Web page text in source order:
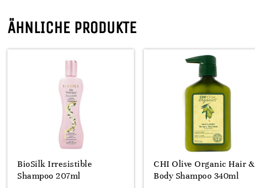
ÄHNLICHE PRODUKTE
BioSilk Irresistible
Shampoo 207ml
CHI Olive Organic Hair &
Body Shampoo 340ml